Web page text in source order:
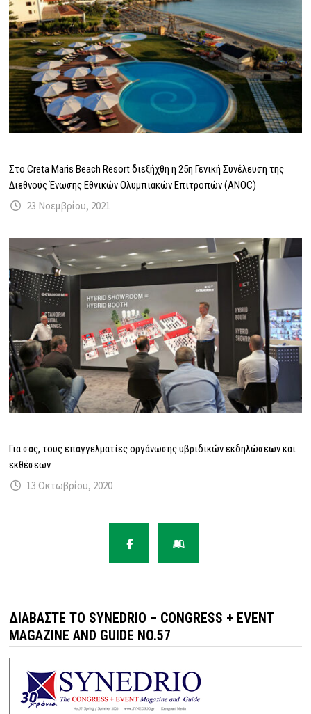
Στο Creta Maris Beach Resort διεξήχθη η 25η Γενική Συνέλευση της
Διεθνούς Ένωσης Εθνικών Ολυμπιακών Επιτροπών (ANOC)
23 Νοεμβρίου, 2021
Για σας, τους επαγγελματίες οργάνωσης υβριδικών εκδηλώσεων και
εκθέσεων
13 Οκτωβρίου, 2020
ΔΙΑΒΆΣΤΕ ΤΟ SYNEDRIO – CONGRESS + EVENT
MAGAZINE AND GUIDE NO.57